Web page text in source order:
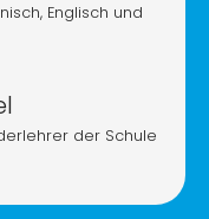
Englisch und
der Schule